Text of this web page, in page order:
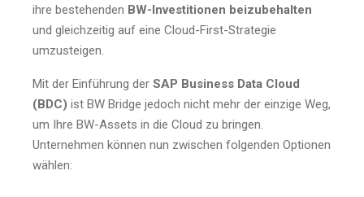
ihre bestehenden BW-Investitionen beizubehalten
und gleichzeitig auf eine Cloud-First-Strategie
umzusteigen.
Mit der Einführung der SAP Business Data Cloud
(BDC) ist BW Bridge jedoch nicht mehr der einzige Weg,
um Ihre BW-Assets in die Cloud zu bringen.
Unternehmen können nun zwischen folgenden Optionen
wählen: